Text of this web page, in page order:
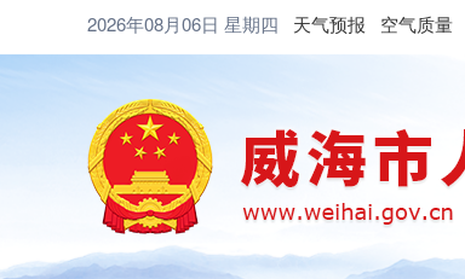
2026年08月06日 星期四 天气预报 空气质量